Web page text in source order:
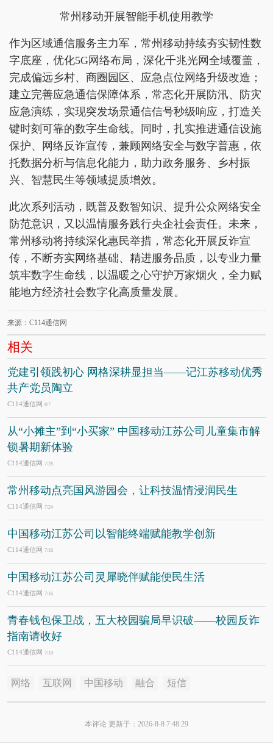
常州移动开展智能手机使用教学
作为区域通信服务主力军，常州移动持续夯实韧性数
字底座，优化5G网络布局，深化千兆光网全域覆盖，
完成偏远乡村、商圈园区、应急点位网络升级改造；
建立完善应急通信保障体系，常态化开展防汛、防灾
应急演练，实现突发场景通信信号秒级响应，打造关
键时刻可靠的数字生命线。同时，扎实推进通信设施
保护、网络反诈宣传，兼顾网络安全与数字普惠，依
托数据分析与信息化能力，助力政务服务、乡村振
兴、智慧民生等领域提质增效。
此次系列活动，既普及数智知识、提升公众网络安全
防范意识，又以温情服务践行央企社会责任。未来，
常州移动将持续深化惠民举措，常态化开展反诈宣
传，不断夯实网络基础、精进服务品质，以专业力量
筑牢数字生命线，以温暖之心守护万家烟火，全力赋
能地方经济社会数字化高质量发展。
来源：C114通信网
相关
党建引领践初心 网格深耕显担当——记江苏移动优秀
共产党员陶立
C114通信网 8/7
从“小摊主”到“小买家” 中国移动江苏公司儿童集市解
锁暑期新体验
C114通信网 7/28
常州移动点亮国风游园会，让科技温情浸润民生
C114通信网 7/24
中国移动江苏公司以智能终端赋能教学创新
C114通信网 7/16
中国移动江苏公司灵犀晓伴赋能便民生活
C114通信网 7/16
青春钱包保卫战，五大校园骗局早识破——校园反诈
指南请收好
C114通信网 7/10
网络 互联网 中国移动 融合 短信
本评论 更新于：2026-8-8 7:48:29